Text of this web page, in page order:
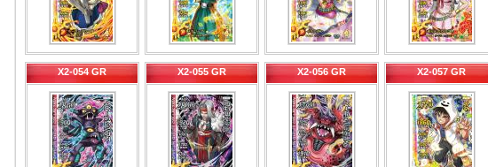
X2-054 GR X2-055 GR X2-056 GR X2-057 GR